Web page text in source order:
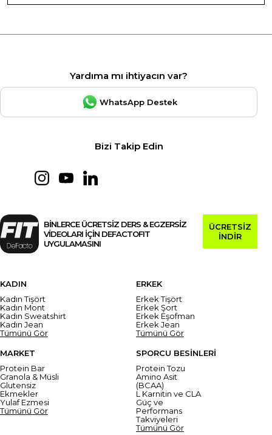
Yardıma mı ihtiyacın var?
WhatsApp Destek
Bizi Takip Edin
BİNLERCE ÜCRETSİZ DERS & EGZERSİZ
VİDEOLARI İÇİN DEFACTOFIT
UYGULAMASINI
ÜCRETSİZ
İNDİR
KADIN
Kadın Tişört
Kadın Mont
Kadın Sweatshirt
Kadın Jean
Tümünü Gör
ERKEK
Erkek Tişört
Erkek Şort
Erkek Eşofman
Erkek Jean
Tümünü Gör
MARKET
Protein Bar
Granola & Müsli
Glutensiz
Ekmekler
Yulaf Ezmesi
Tümünü Gör
SPORCU BESİNLERİ
Protein Tozu
Amino Asit
(BCAA)
L Karnitin ve CLA
Güç ve
Performans
Takviyeleri
Tümünü Gör